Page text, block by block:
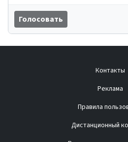
Голосовать
Контакты
Реклама
Правила
Дистанционный